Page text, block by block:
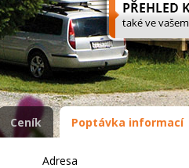
Ceník Poptávka informací
Adresa